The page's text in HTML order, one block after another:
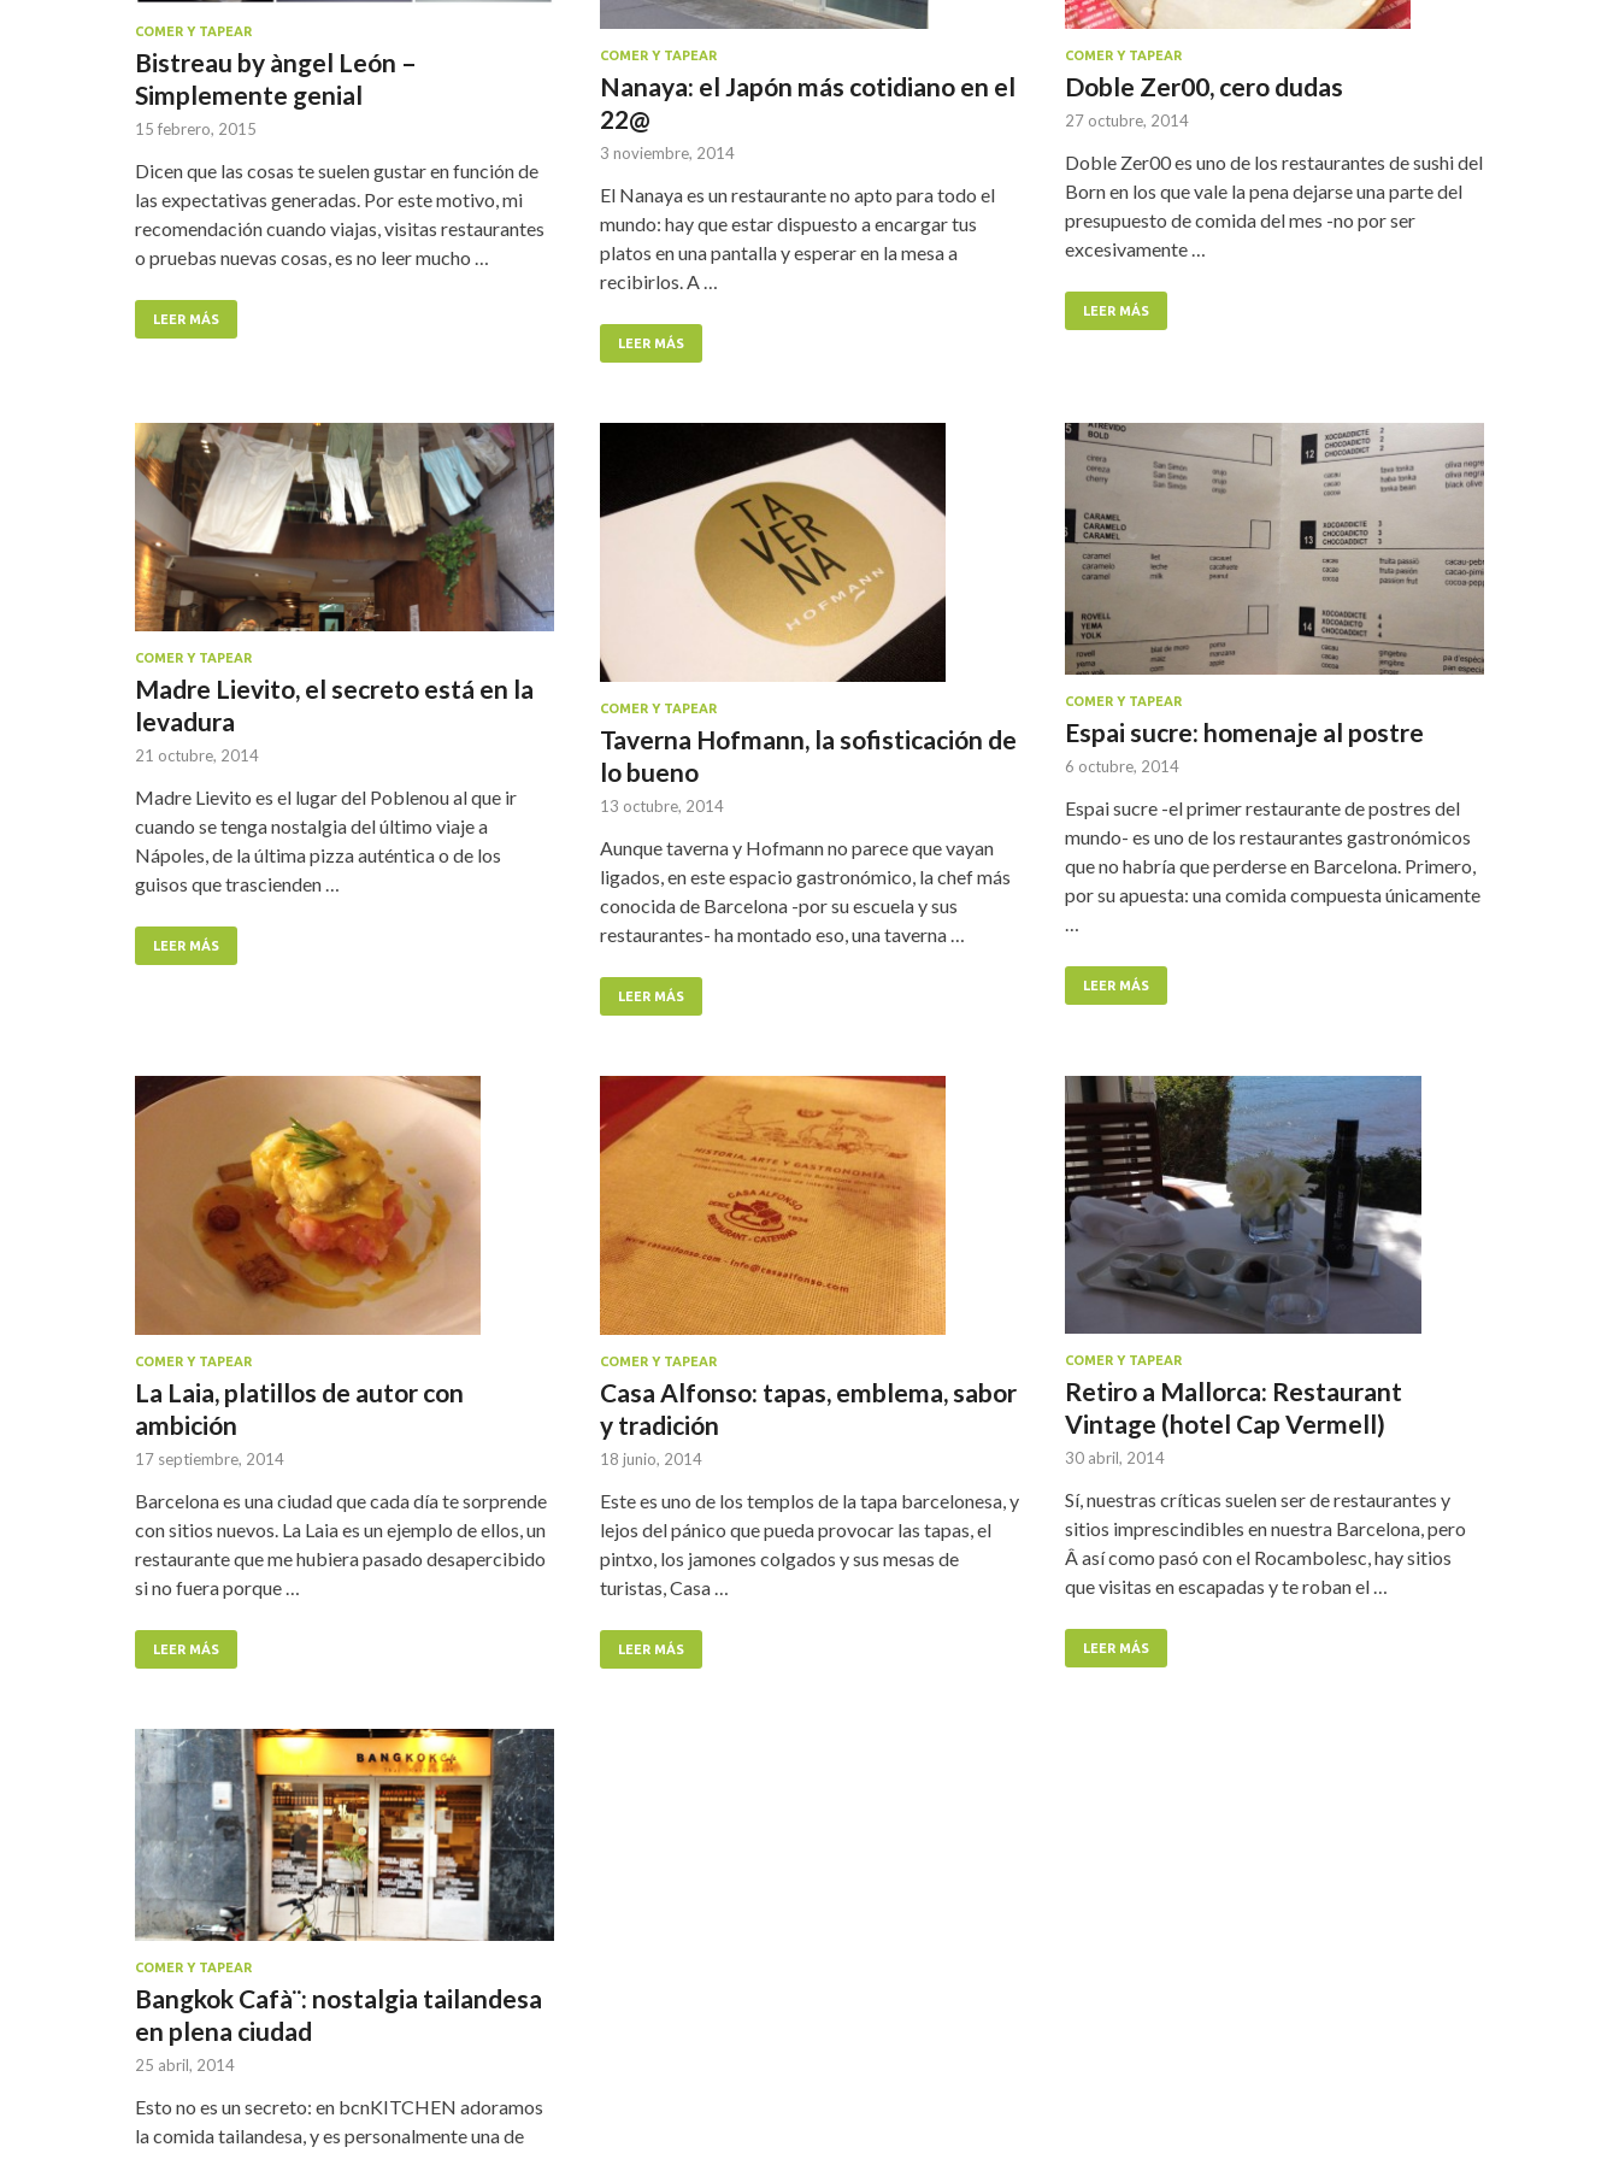
COMER Y TAPEAR
Bistreau by àngel León –
Simplemente genial
15 febrero, 2015
Dicen que las cosas te suelen gustar en función de
las expectativas generadas. Por este motivo, mi
recomendación cuando viajas, visitas restaurantes
o pruebas nuevas cosas, es no leer mucho …
LEER MÁS
COMER Y TAPEAR
Nanaya: el Japón más cotidiano en el
22@
3 noviembre, 2014
El Nanaya es un restaurante no apto para todo el
mundo: hay que estar dispuesto a encargar tus
platos en una pantalla y esperar en la mesa a
recibirlos. A …
LEER MÁS
COMER Y TAPEAR
Doble Zer00, cero dudas
27 octubre, 2014
Doble Zer00 es uno de los restaurantes de sushi del
Born en los que vale la pena dejarse una parte del
presupuesto de comida del mes -no por ser
excesivamente …
LEER MÁS
COMER Y TAPEAR
Madre Lievito, el secreto está en la
levadura
21 octubre, 2014
Madre Lievito es el lugar del Poblenou al que ir
cuando se tenga nostalgia del último viaje a
Nápoles, de la última pizza auténtica o de los
guisos que trascienden …
LEER MÁS
COMER Y TAPEAR
Taverna Hofmann, la sofisticación de
lo bueno
13 octubre, 2014
Aunque taverna y Hofmann no parece que vayan
ligados, en este espacio gastronómico, la chef más
conocida de Barcelona -por su escuela y sus
restaurantes- ha montado eso, una taverna …
LEER MÁS
COMER Y TAPEAR
Espai sucre: homenaje al postre
6 octubre, 2014
Espai sucre -el primer restaurante de postres del
mundo- es uno de los restaurantes gastronómicos
que no habría que perderse en Barcelona. Primero,
por su apuesta: una comida compuesta únicamente
…
LEER MÁS
COMER Y TAPEAR
La Laia, platillos de autor con
ambición
17 septiembre, 2014
Barcelona es una ciudad que cada día te sorprende
con sitios nuevos. La Laia es un ejemplo de ellos, un
restaurante que me hubiera pasado desapercibido
si no fuera porque …
LEER MÁS
COMER Y TAPEAR
Casa Alfonso: tapas, emblema, sabor
y tradición
18 junio, 2014
Este es uno de los templos de la tapa barcelonesa, y
lejos del pánico que pueda provocar las tapas, el
pintxo, los jamones colgados y sus mesas de
turistas, Casa …
LEER MÁS
COMER Y TAPEAR
Retiro a Mallorca: Restaurant
Vintage (hotel Cap Vermell)
30 abril, 2014
Sí, nuestras críticas suelen ser de restaurantes y
sitios imprescindibles en nuestra Barcelona, pero
Â así como pasó con el Rocambolesc, hay sitios
que visitas en escapadas y te roban el …
LEER MÁS
COMER Y TAPEAR
Bangkok Cafà¨: nostalgia tailandesa
en plena ciudad
25 abril, 2014
Esto no es un secreto: en bcnKITCHEN adoramos
la comida tailandesa, y es personalmente una de